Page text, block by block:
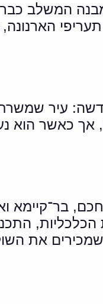
המשלב
חדשה: עיר
אך כאשר הוא
בר־קיימא
שמכירים את